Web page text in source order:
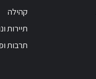
קהילה
תיירות
תרבות